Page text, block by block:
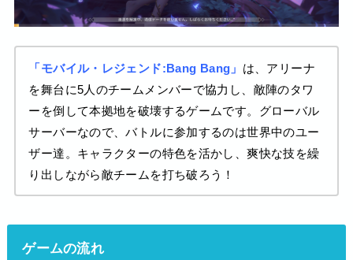
「モバイル・レジェンド:Bang Bang」 は、アリーナ
を舞台に5人のチームメンバーで協力し、敵陣のタワ
ーを倒して本拠地を破壊するゲームです。グローバル
サーバーなので、バトルに参加するのは世界中のユー
ザー達。キャラクターの特色を活かし、爽快な技を繰
り出しながら敵チームを打ち破ろう！
ゲームの流れ